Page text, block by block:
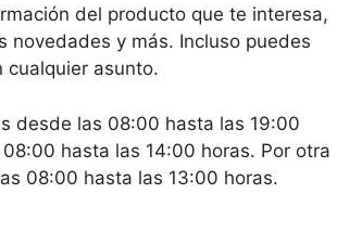
del producto que te interesa,
novedades y más. Incluso puedes
cualquier asunto.
desde las 08:00 hasta las 19:00
hasta las 14:00 horas. Por otra
08:00 hasta las 13:00 horas.